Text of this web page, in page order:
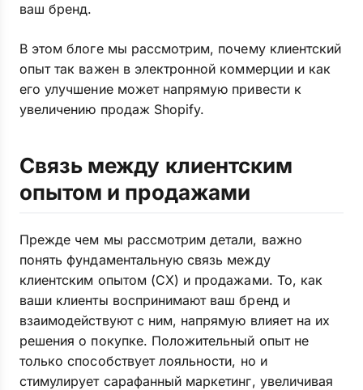
ваш бренд.
В этом блоге мы рассмотрим, почему клиентский
опыт так важен в электронной коммерции и как
его улучшение может напрямую привести к
увеличению продаж Shopify.
Связь между клиентским
опытом и продажами
Прежде чем мы рассмотрим детали, важно
понять фундаментальную связь между
клиентским опытом (CX) и продажами. То, как
ваши клиенты воспринимают ваш бренд и
взаимодействуют с ним, напрямую влияет на их
решения о покупке. Положительный опыт не
только способствует лояльности, но и
стимулирует сарафанный маркетинг, увеличивая